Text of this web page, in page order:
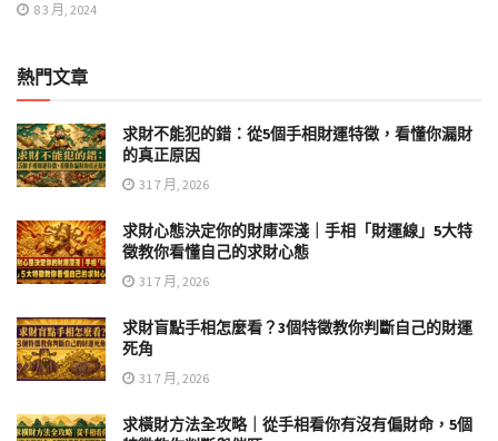
8 3 月, 2024
熱門文章
求財不能犯的錯：從5個手相財運特徵，看懂你漏財
的真正原因
31 7 月, 2026
求財心態決定你的財庫深淺｜手相「財運線」5大特
徵教你看懂自己的求財心態
31 7 月, 2026
求財盲點手相怎麼看？3個特徵教你判斷自己的財運
死角
31 7 月, 2026
求橫財方法全攻略｜從手相看你有沒有偏財命，5個